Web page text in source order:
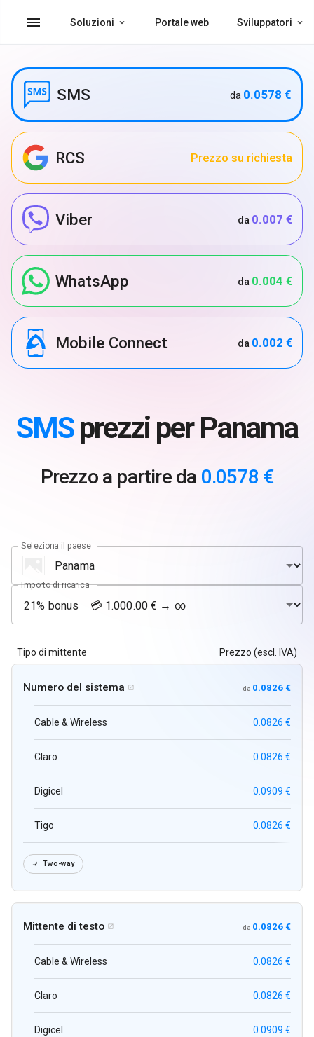
menu Soluzioni Portale web Sviluppatori
SMS da 0.0578 €
RCS Prezzo su richiesta
Viber da 0.007 €
WhatsApp da 0.004 €
Mobile Connect da 0.002 €
SMSprezzi per Panama
Prezzo a partire da 0.0578 €
Seleziona il paese
Importo di ricarica
Tipo di mittente Prezzo (escl. IVA)
Numero del sistema  da 0.0826 €
Cable & Wireless 0.0826 €
Claro 0.0826 €
Digicel 0.0909 €
Tigo 0.0826 €
 Two-way
Mittente di testo  da 0.0826 €
Cable & Wireless 0.0826 €
Claro 0.0826 €
Digicel 0.0909 €